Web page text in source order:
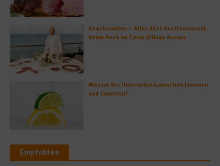
Beachcomber – Alles über das Restaurant
Heinz Beck im Forte Village Resort
Was ist der Unterschied zwischen Limonen
und Limetten?
Empfohlen